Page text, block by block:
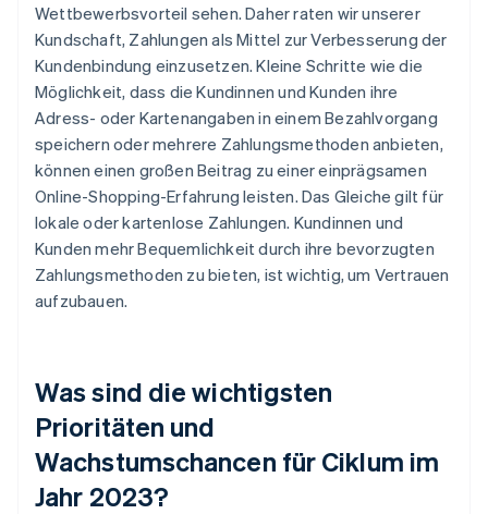
Wettbewerbsvorteil sehen. Daher raten wir unserer
Kundschaft, Zahlungen als Mittel zur Verbesserung der
Kundenbindung einzusetzen. Kleine Schritte wie die
Möglichkeit, dass die Kundinnen und Kunden ihre
Adress- oder Kartenangaben in einem Bezahlvorgang
speichern oder mehrere Zahlungsmethoden anbieten,
können einen großen Beitrag zu einer einprägsamen
Online-Shopping-Erfahrung leisten. Das Gleiche gilt für
lokale oder kartenlose Zahlungen. Kundinnen und
Kunden mehr Bequemlichkeit durch ihre bevorzugten
Zahlungsmethoden zu bieten, ist wichtig, um Vertrauen
aufzubauen.
Was sind die wichtigsten
Prioritäten und
Wachstumschancen für Ciklum im
Jahr 2023?